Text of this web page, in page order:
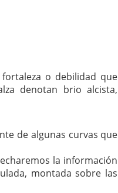
o debilidad que
denotan brio alcista,
de algunas curvas que
la información
montada sobre las